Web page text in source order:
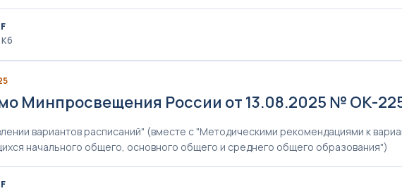
Кб
Минпросвещения России от 13.08.2025 № ОК-
вариантов расписаний" (вместе с "Методическими рекомендациями к
начального общего, основного общего и среднего общего образования")